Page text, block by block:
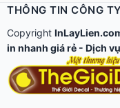
THÔNG TIN CÔNG TY
Copyright
in nhanh giá rẻ - Dịch